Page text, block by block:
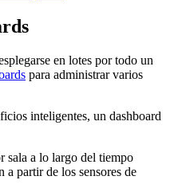
en lotes por todo un
para administrar varios
inteligentes, un dashboard
sala a lo largo del tiempo
a partir de los sensores de